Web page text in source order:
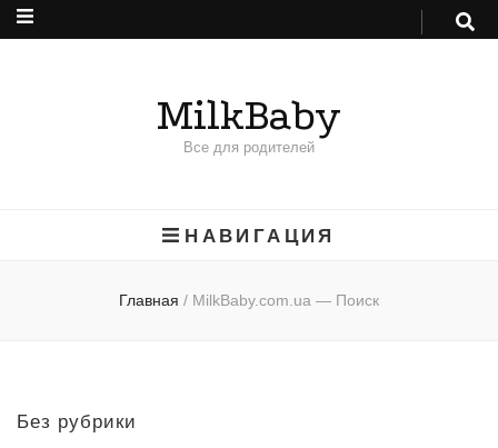
MilkBaby
Все для родителей
НАВИГАЦИЯ
Главная / MilkBaby.com.ua — Поиск
Без рубрики